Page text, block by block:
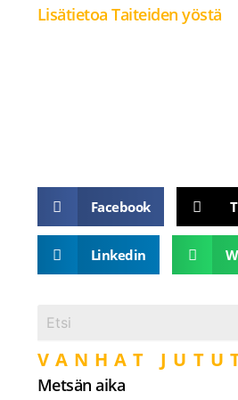
Lisätietoa Taiteiden yöstä
Facebook
Linkedin
VANHAT
Metsän aika